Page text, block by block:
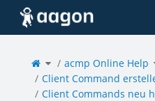
Home
Toggle
the
parent
tree
of
Client
Command
Editor.
acmp Online Help
Client Command
Client Commands neu